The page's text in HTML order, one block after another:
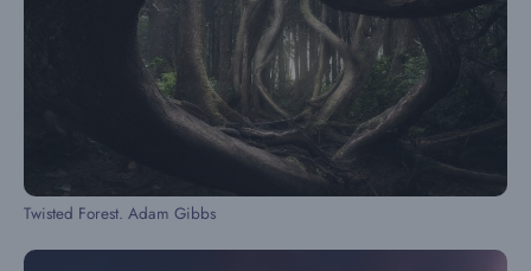
Twisted Forest. Adam Gibbs